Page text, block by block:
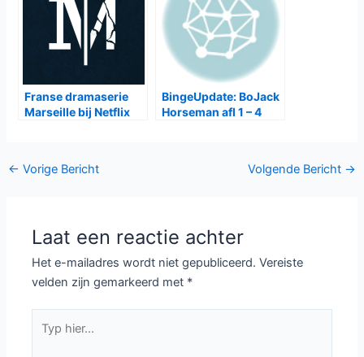
Franse dramaserie
Marseille bij Netflix
BingeUpdate: BoJack
Horseman afl 1 – 4
Bericht
← Vorige Bericht Volgende Bericht →
Laat een reactie achter
Het e-mailadres wordt niet gepubliceerd. Vereiste
velden zijn gemarkeerd met *
hier...